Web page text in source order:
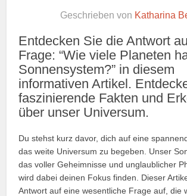
Geschrieben von Katharina
Entdecken Sie die Antwort
Frage: “Wie viele Planeten
Sonnensystem?” in diesem
informativen Artikel.
faszinierende Fakten und
über unser Universum.
Du stehst kurz davor, dich auf eine
das weite Universum zu begeben. Unser
das voller Geheimnisse und unglaublicher
wird dabei deinen Fokus finden. Dieser
Antwort auf eine wesentliche Frage auf, die